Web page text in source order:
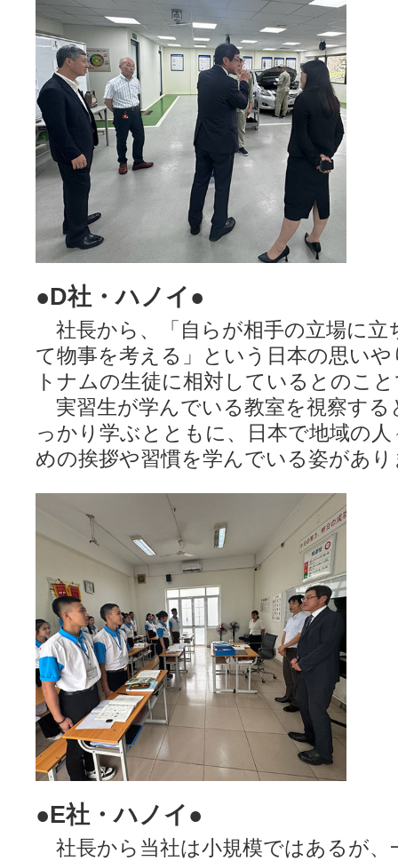
●D社・ハノイ●
社長から、「自らが相手の立場に立
て物事を考える」という日本の思い
トナムの生徒に相対しているとのこ
実習生が学んでいる教室を視察する
っかり学ぶとともに、日本で地域の
めの挨拶や習慣を学んでいる姿があ
●E社・ハノイ●
社長から当社は小規模ではあるが、